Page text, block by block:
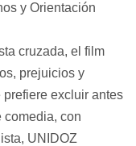
y Orientación
cruzada, el film
prejuicios y
excluir antes
comedia, con
UNIDOZ